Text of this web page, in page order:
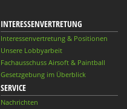
INTERESSENVERTRETUNG
Interessenvertretung & Positionen
Unsere Lobbyarbeit
Fachausschuss Airsoft & Paintball
Gesetzgebung im Überblick
SERVICE
Nachrichten